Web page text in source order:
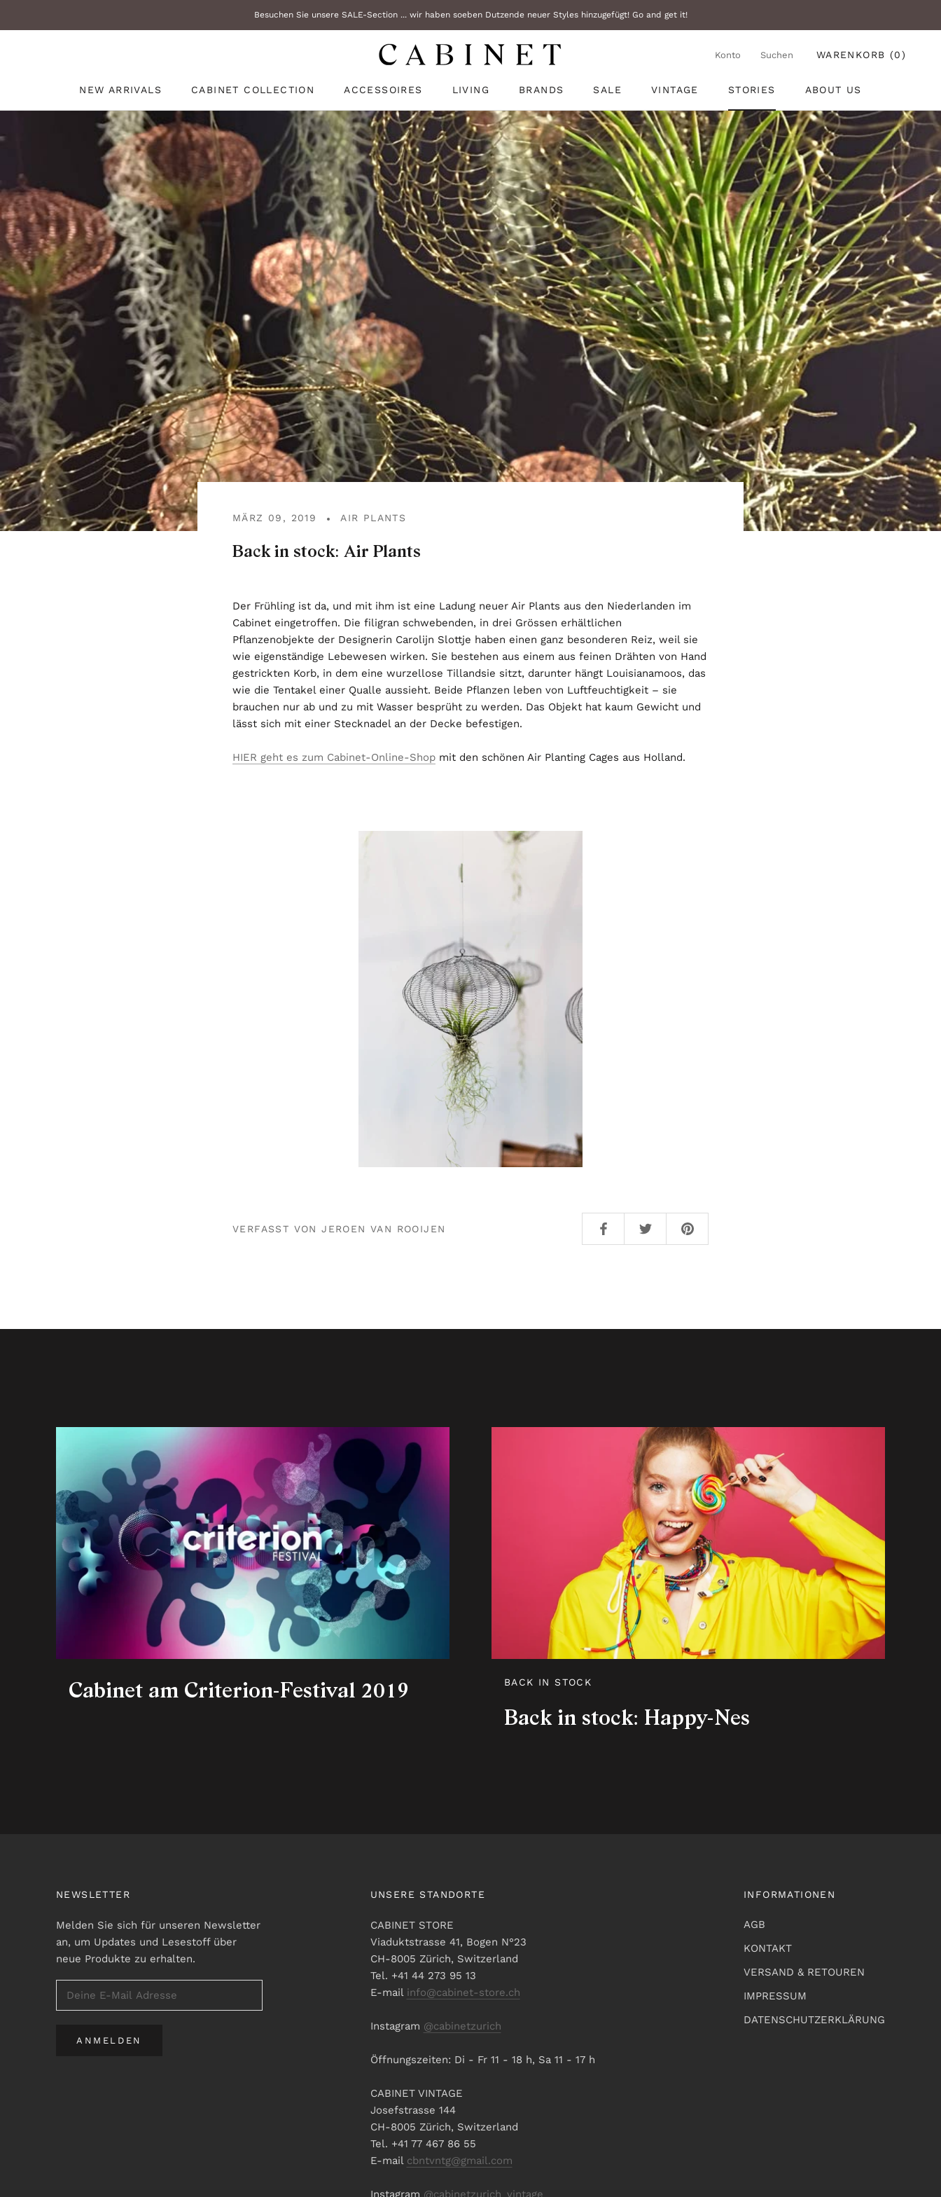
Besuchen Sie unsere SALE-Section ... wir haben soeben Dutzende neuer Styles hinzugefügt! Go and get it!
NEW ARRIVALS
CABINET COLLECTION
ACCESSOIRES LIVING BRANDS
SALE
VINTAGE
STORIES
ABOUT US
Konto Suchen WARENKORB (0)
Vorherige Nächste
MÄRZ 09, 2019 AIR PLANTS
Back in stock: Air Plants
Der Frühling ist da, und mit ihm ist eine Ladung neuer Air Plants aus den Niederlanden im
Cabinet eingetroffen. Die filigran schwebenden, in drei Grössen erhältlichen
Pflanzenobjekte der Designerin Carolijn Slottje haben einen ganz besonderen Reiz, weil sie
wie eigenständige Lebewesen wirken. Sie bestehen aus einem aus feinen Drähten von Hand
gestrickten Korb, in dem eine wurzellose Tillandsie sitzt, darunter hängt Louisianamoos, das
wie die Tentakel einer Qualle aussieht. Beide Pflanzen leben von Luftfeuchtigkeit – sie
brauchen nur ab und zu mit Wasser besprüht zu werden. Das Objekt hat kaum Gewicht und
lässt sich mit einer Stecknadel an der Decke befestigen.
HIER geht es zum Cabinet-Online-Shop mit den schönen Air Planting Cages aus Holland.
VERFASST VON JEROEN VAN ROOIJEN
Cabinet am Criterion-Festival 2019 BACK IN STOCK
Back in stock: Happy-Nes
NEWSLETTER
Melden Sie sich für unseren Newsletter
an, um Updates und Lesestoff über
neue Produkte zu erhalten.
ANMELDEN
UNSERE STANDORTE
CABINET STORE
Viaduktstrasse 41, Bogen N°23
CH-8005 Zürich, Switzerland
Tel. +41 44 273 95 13
E-mail info@cabinet-store.ch
Instagram @cabinetzurich
Öffnungszeiten: Di - Fr 11 - 18 h, Sa 11 - 17 h
CABINET VINTAGE
Josefstrasse 144
CH-8005 Zürich, Switzerland
Tel. +41 77 467 86 55
E-mail cbntvntg@gmail.com
Instagram @cabinetzurich_vintage
INFORMATIONEN
AGB
KONTAKT
VERSAND & RETOUREN
IMPRESSUM
DATENSCHUTZERKLÄRUNG